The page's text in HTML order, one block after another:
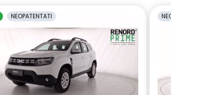
NEOPATENTATI NEOPATENTATI